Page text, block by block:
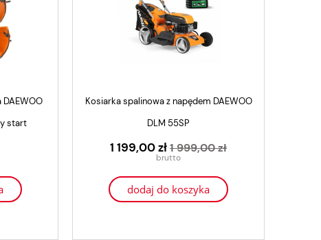
start
Kosiarka spalinowa z napędem DAEWOO
DLM 55SP
1 199,00 zł1 999,00 zł
dodaj do koszyka